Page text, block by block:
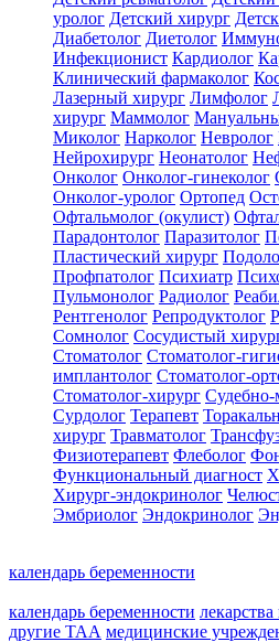
уролог Детский хирург
Диабетолог Диетолог
Инфекционист Кардиолог
Клинический фармаколог
Лазерный хирург Лимфолог
хирург Маммолог
Миколог Нарколог Невролог
Нейрохирург Неонатолог
Онколог Онколог-гинеколог
Онколог-уролог Ортопед
Офтальмолог (окулист)
Парадонтолог Паразитолог
Пластический хирург
Профпатолог Психиатр
Пульмонолог Радиолог
Рентгенолог Репродуктолог
Сомнолог Сосудистый
Стоматолог Стоматолог-
имплантолог Стоматолог-
Стоматолог-хирург Судебно-
Сурдолог Терапевт
хирург Травматолог
Физиотерапевт Флеболог
Функциональный диагност
Хирург-эндокринолог
Эмбриолог Эндокринолог
календарь беременности
календарь беременности
другие ТАА медицинские